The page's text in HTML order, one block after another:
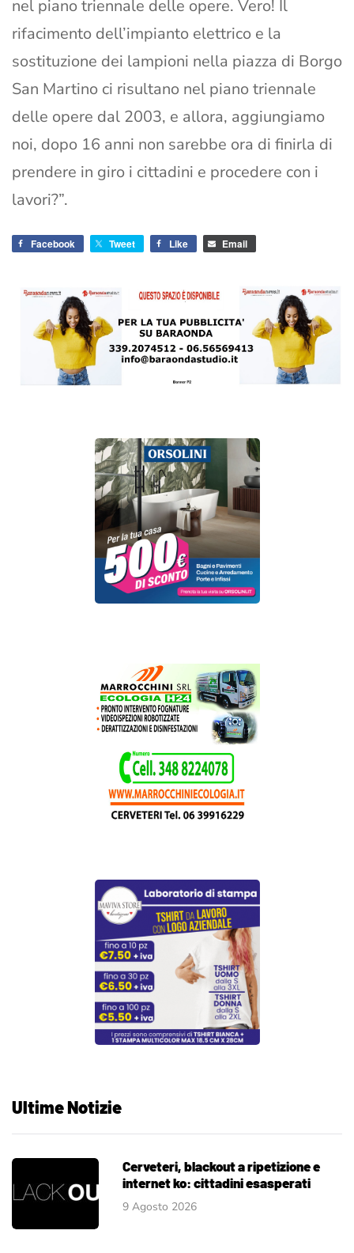
nel piano triennale delle opere. Vero! Il
rifacimento dell’impianto elettrico e la
sostituzione dei lampioni nella piazza di Borgo
San Martino ci risultano nel piano triennale
delle opere dal 2003, e allora, aggiungiamo
noi, dopo 16 anni non sarebbe ora di finirla di
prendere in giro i cittadini e procedere con i
lavori?”.
Facebook Tweet Like Email
Ultime Notizie
Cerveteri, blackout a ripetizione e
internet ko: cittadini esasperati
9 Agosto 2026